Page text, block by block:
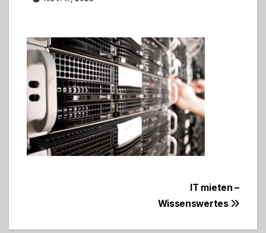
BeitragsnavigationIT mieten –
Wissenswertes